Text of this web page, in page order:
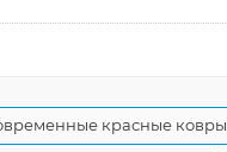
красные ковры